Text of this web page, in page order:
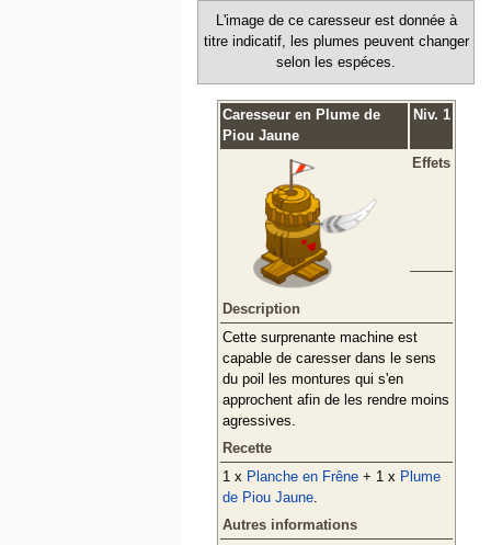
L'image de ce caresseur est donnée à
titre indicatif, les plumes peuvent changer
selon les espéces.
Caresseur en Plume de
Piou Jaune
Niv. 1
Effets
Description
Cette surprenante machine est
capable de caresser dans le sens
du poil les montures qui s'en
approchent afin de les rendre moins
agressives.
Recette
1 x Planche en Frêne+ 1 x Plume
de Piou Jaune.
Autres informations